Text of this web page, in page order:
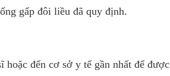
gấp đôi liều đã quy định.
hoặc đến cơ sở y tế gần nhất để được